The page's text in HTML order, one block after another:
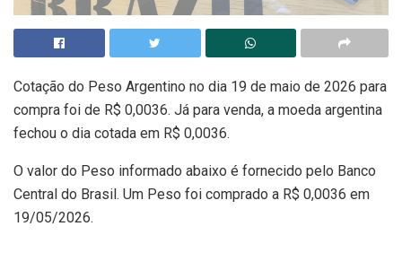
Cotação do Peso Argentino no dia 19 de maio de 2026 para
compra foi de R$ 0,0036. Já para venda, a moeda argentina
fechou o dia cotada em R$ 0,0036.
O valor do Peso informado abaixo é fornecido pelo Banco
Central do Brasil. Um Peso foi comprado a R$ 0,0036 em
19/05/2026.